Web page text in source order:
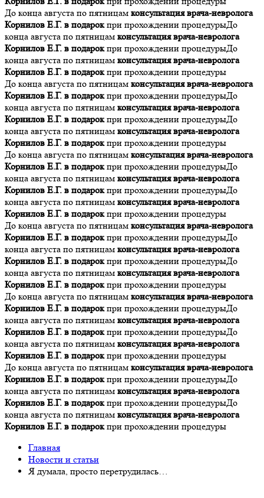
До конца августа по пятницам консультация врача-невролога
Корнилов Е.Г. в подарокпри прохождении процедурыДо
конца августа по пятницам консультация врача-невролога
Корнилов Е.Г. в подарокпри прохождении процедурыДо
конца августа по пятницам консультация врача-невролога
Корнилов Е.Г. в подарокпри прохождении процедуры
До конца августа по пятницам консультация врача-невролога
Корнилов Е.Г. в подарокпри прохождении процедурыДо
конца августа по пятницам консультация врача-невролога
Корнилов Е.Г. в подарокпри прохождении процедурыДо
конца августа по пятницам консультация врача-невролога
Корнилов Е.Г. в подарокпри прохождении процедуры
До конца августа по пятницам консультация врача-невролога
Корнилов Е.Г. в подарокпри прохождении процедурыДо
конца августа по пятницам консультация врача-невролога
Корнилов Е.Г. в подарокпри прохождении процедурыДо
конца августа по пятницам консультация врача-невролога
Корнилов Е.Г. в подарокпри прохождении процедуры
До конца августа по пятницам консультация врача-невролога
Корнилов Е.Г. в подарокпри прохождении процедурыДо
конца августа по пятницам консультация врача-невролога
Корнилов Е.Г. в подарокпри прохождении процедурыДо
конца августа по пятницам консультация врача-невролога
Корнилов Е.Г. в подарокпри прохождении процедуры
До конца августа по пятницам консультация врача-невролога
Корнилов Е.Г. в подарокпри прохождении процедурыДо
конца августа по пятницам консультация врача-невролога
Корнилов Е.Г. в подарокпри прохождении процедурыДо
конца августа по пятницам консультация врача-невролога
Корнилов Е.Г. в подарокпри прохождении процедуры
До конца августа по пятницам консультация врача-невролога
Корнилов Е.Г. в подарокпри прохождении процедурыДо
конца августа по пятницам консультация врача-невролога
Корнилов Е.Г. в подарокпри прохождении процедурыДо
конца августа по пятницам консультация врача-невролога
Корнилов Е.Г. в подарокпри прохождении процедуры
Главная
Новости и статьи
Я думала, просто перетрудилась…